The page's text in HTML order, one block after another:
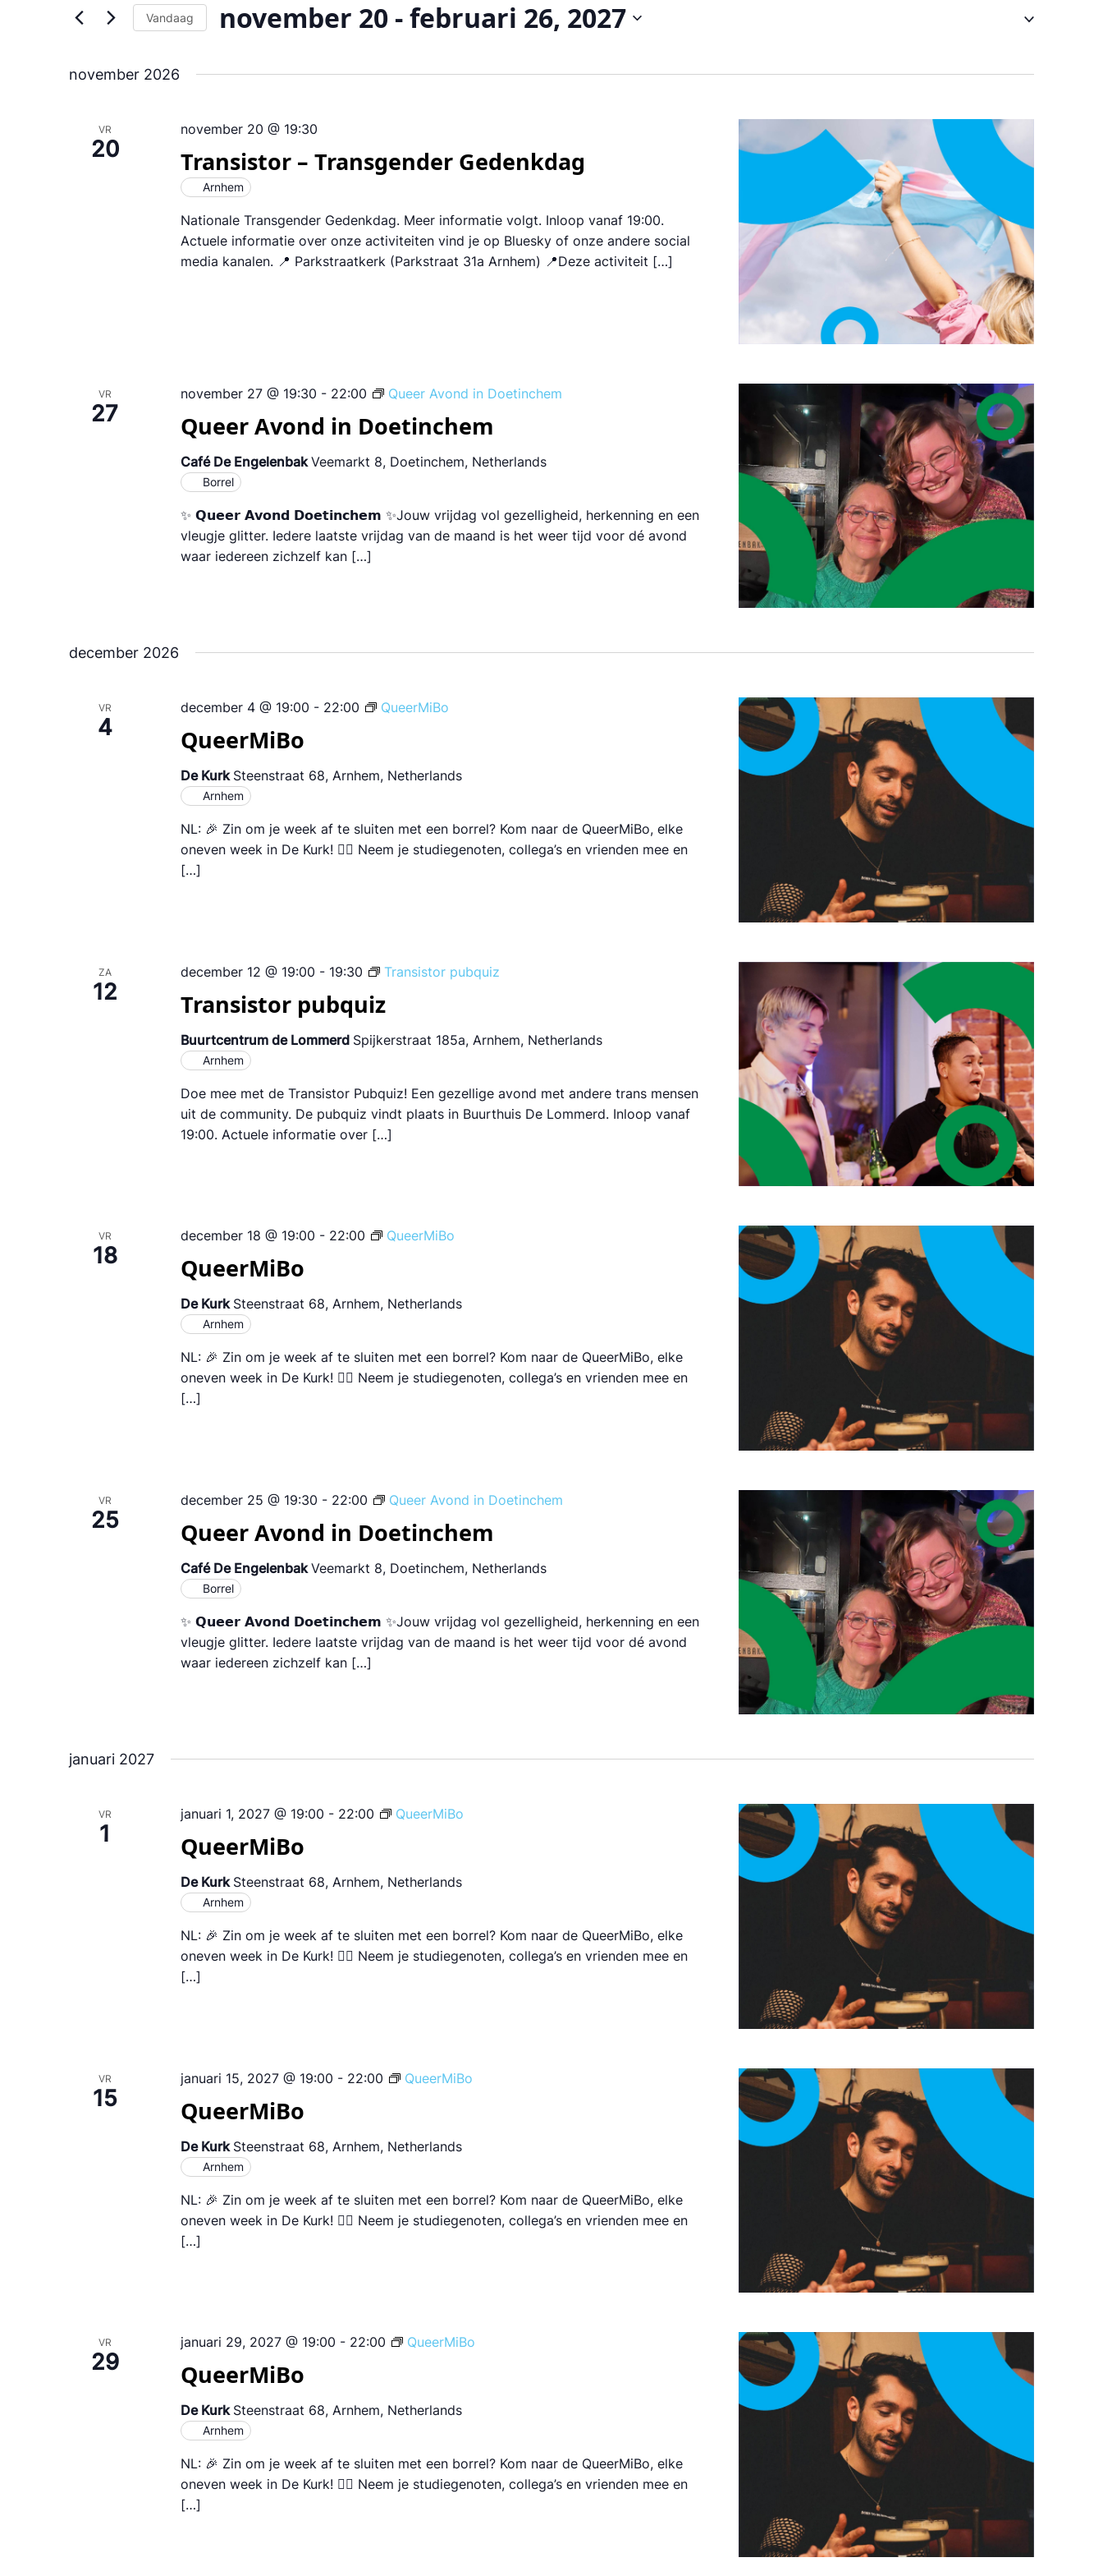
navigatie
voor
Evenementen
keyword.
Vandaag november 20 - februari 26, 2027
datum.
november 2026
VR
20 Transistor – Transgender Gedenkdag
november 20 @ 19:30
Arnhem
Nationale Transgender Gedenkdag. Meer informatie volgt. Inloop vanaf 19:00.
Actuele informatie over onze activiteiten vind je op Bluesky of onze andere social
media kanalen. 📍 Parkstraatkerk (Parkstraat 31a Arnhem) 📍Deze activiteit […]
VR
27 Queer Avond in Doetinchem
november 27 @ 19:30 - 22:00 Queer Avond in Doetinchem
Café De EngelenbakVeemarkt 8, Doetinchem, Netherlands
Borrel
✨ 𝗤𝘂𝗲𝗲𝗿 𝗔𝘃𝗼𝗻𝗱 𝗗𝗼𝗲𝘁𝗶𝗻𝗰𝗵𝗲𝗺 ✨Jouw vrijdag vol gezelligheid, herkenning en een
vleugje glitter. Iedere laatste vrijdag van de maand is het weer tijd voor dé avond
waar iedereen zichzelf kan […]
december 2026
VR
4 QueerMiBo
december 4 @ 19:00 - 22:00 QueerMiBo
De Kurk Steenstraat 68, Arnhem, Netherlands
Arnhem
NL: 🎉 Zin om je week af te sluiten met een borrel? Kom naar de QueerMiBo, elke
oneven week in De Kurk! 🏳️‍🌈 Neem je studiegenoten, collega’s en vrienden mee en
[…]
ZA
12 Transistor pubquiz
december 12 @ 19:00 - 19:30 Transistor pubquiz
Buurtcentrum de Lommerd Spijkerstraat 185a, Arnhem, Netherlands
Arnhem
Doe mee met de Transistor Pubquiz! Een gezellige avond met andere trans mensen
uit de community. De pubquiz vindt plaats in Buurthuis De Lommerd. Inloop vanaf
19:00. Actuele informatie over […]
VR
18 QueerMiBo
december 18 @ 19:00 - 22:00 QueerMiBo
De Kurk Steenstraat 68, Arnhem, Netherlands
Arnhem
NL: 🎉 Zin om je week af te sluiten met een borrel? Kom naar de QueerMiBo, elke
oneven week in De Kurk! 🏳️‍🌈 Neem je studiegenoten, collega’s en vrienden mee en
[…]
VR
25 Queer Avond in Doetinchem
december 25 @ 19:30 - 22:00 Queer Avond in Doetinchem
Café De EngelenbakVeemarkt 8, Doetinchem, Netherlands
Borrel
✨ 𝗤𝘂𝗲𝗲𝗿 𝗔𝘃𝗼𝗻𝗱 𝗗𝗼𝗲𝘁𝗶𝗻𝗰𝗵𝗲𝗺 ✨Jouw vrijdag vol gezelligheid, herkenning en een
vleugje glitter. Iedere laatste vrijdag van de maand is het weer tijd voor dé avond
waar iedereen zichzelf kan […]
januari 2027
VR
1 QueerMiBo
januari 1, 2027 @ 19:00 - 22:00 QueerMiBo
De Kurk Steenstraat 68, Arnhem, Netherlands
Arnhem
NL: 🎉 Zin om je week af te sluiten met een borrel? Kom naar de QueerMiBo, elke
oneven week in De Kurk! 🏳️‍🌈 Neem je studiegenoten, collega’s en vrienden mee en
[…]
VR
15 QueerMiBo
januari 15, 2027 @ 19:00 - 22:00 QueerMiBo
De Kurk Steenstraat 68, Arnhem, Netherlands
Arnhem
NL: 🎉 Zin om je week af te sluiten met een borrel? Kom naar de QueerMiBo, elke
oneven week in De Kurk! 🏳️‍🌈 Neem je studiegenoten, collega’s en vrienden mee en
[…]
VR
29 QueerMiBo
januari 29, 2027 @ 19:00 - 22:00 QueerMiBo
De Kurk Steenstraat 68, Arnhem, Netherlands
Arnhem
NL: 🎉 Zin om je week af te sluiten met een borrel? Kom naar de QueerMiBo, elke
oneven week in De Kurk! 🏳️‍🌈 Neem je studiegenoten, collega’s en vrienden mee en
[…]